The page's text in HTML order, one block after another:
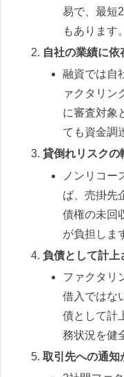
易で、最短
もあります。
自社の業績に依
融資では自
ァクタリン
に審査対象
ても資金調
貸倒れリスクの
ノンリコー
ば、売掛先
債権の未回
が負担しま
負債として計上
ファクタリ
借入ではな
債として計
務状況を健
取引先への通知